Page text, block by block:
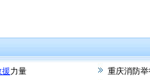
援力量
重庆消防